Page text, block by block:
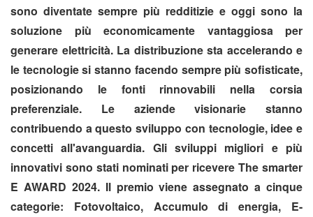
sono diventate sempre più redditizie e oggi sono la
soluzione più economicamente vantaggiosa per
generare elettricità. La distribuzione sta accelerando e
le tecnologie si stanno facendo sempre più sofisticate,
posizionando le fonti rinnovabili nella corsia
preferenziale. Le aziende visionarie stanno
contribuendo a questo sviluppo con tecnologie, idee e
concetti all'avanguardia. Gli sviluppi migliori e più
innovativi sono stati nominati per ricevere The smarter
E AWARD 2024. Il premio viene assegnato a cinque
categorie: Fotovoltaico, Accumulo di energia, E-